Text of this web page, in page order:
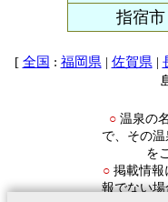
指宿市
[ 全国 : 福岡県 | 佐賀県 |
○ 温泉の
で、その
を
○ 掲載情報
報でない